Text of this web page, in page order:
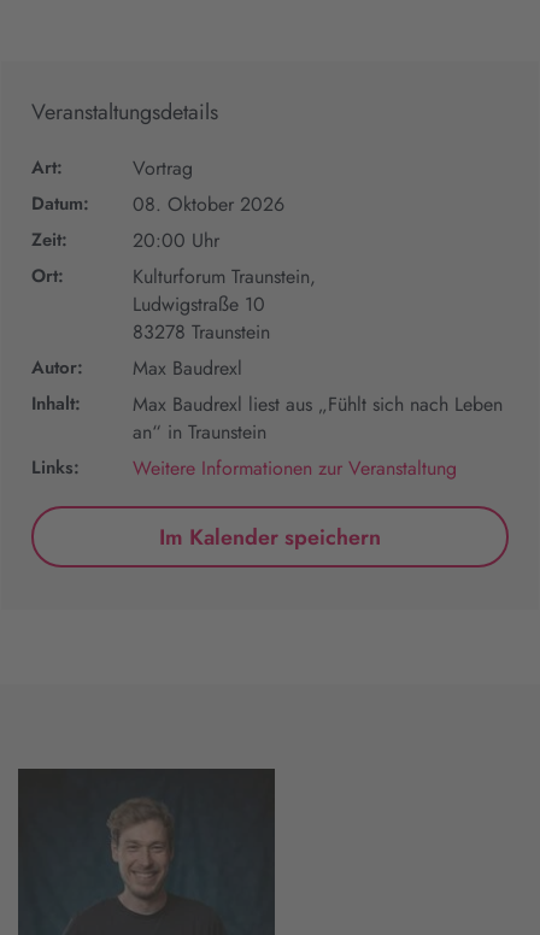
Veranstaltungsdetails
Art: Vortrag
Datum: 08. Oktober 2026
Zeit: 20:00 Uhr
Ort:
Kulturforum Traunstein,
Ludwigstraße 10
83278 Traunstein
Autor: Max Baudrexl
Inhalt:
Max Baudrexl liest aus „Fühlt sich nach Leben
an“ in Traunstein
Links: Weitere Informationen zur Veranstaltung
Im Kalender speichern